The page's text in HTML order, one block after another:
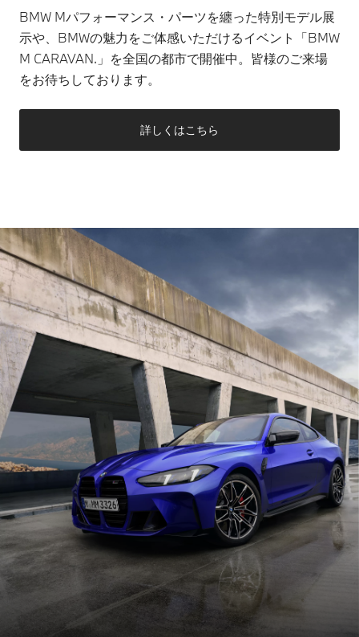
BMW Mパフォーマンス・パーツを纏った特別モデル展
示や、BMWの魅力をご体感いただけるイベント「BMW
M CARAVAN.」を全国の都市で開催中。皆様のご来場
をお待ちしております。
詳しくはこちら